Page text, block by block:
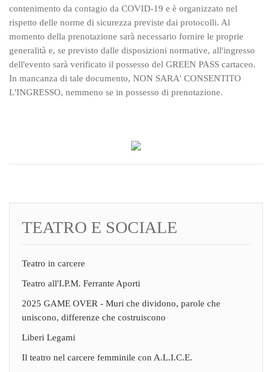
contenimento da contagio da COVID-19 e è organizzato nel
rispetto delle norme di sicurezza previste dai protocolli. Al
momento della prenotazione sarà necessario fornire le proprie
generalità e, se previsto dalle disposizioni normative, all'ingresso
dell'evento sarà verificato il possesso del GREEN PASS cartaceo.
In mancanza di tale documento, NON SARA' CONSENTITO
L'INGRESSO, nemmeno se in possesso di prenotazione.
TEATRO E SOCIALE
Teatro in carcere
Teatro all'I.P.M. Ferrante Aporti
2025 GAME OVER - Muri che dividono, parole che
uniscono, differenze che costruiscono
Liberi Legami
Il teatro nel carcere femminile con A.L.I.C.E.